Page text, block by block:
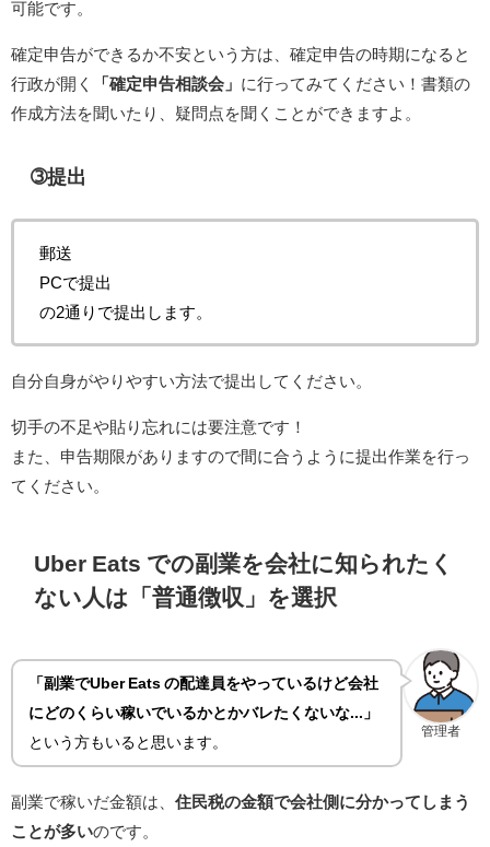
可能です。
確定申告ができるか不安という方は、確定申告の時期になると
行政が開く
「確定申告相談会」 に行ってみてください！書類の
作成方法を聞いたり、疑問点を聞くことができますよ。
➂提出
郵送
PCで提出
の2通りで提出します。
自分自身がやりやすい方法で提出してください。
切手の不足や貼り忘れには要注意です！
また、申告期限がありますので間に合うように提出作業を行っ
てください。
Uber Eats での副業を会社に知られたく
ない人は「普通徴収」を選択
管理者
「副業でUber Eats の配達員をやっているけど会社
にどのくらい稼いでいるかとかバレたくないな...」
という方もいると思います。
副業で稼いだ金額は、 住民税の金額で会社側に分かってしまう
ことが多いのです。